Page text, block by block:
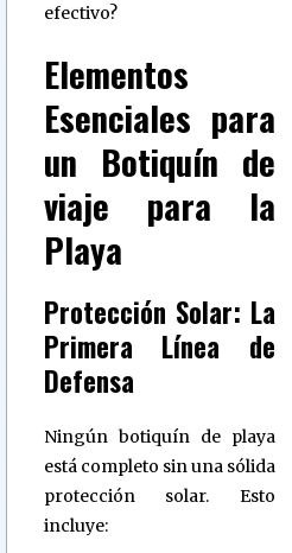
efectivo?
Elementos
Esenciales para
un Botiquín de
viaje para la
Playa
Protección Solar: La
Primera Línea de
Defensa
Ningún botiquín de playa
está completo sin una sólida
protección solar. Esto
incluye: